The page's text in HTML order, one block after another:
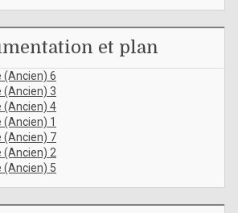
et plan
(Ancien) 6
(Ancien) 3
(Ancien) 4
1
(Ancien) 7
(Ancien) 2
(Ancien) 5